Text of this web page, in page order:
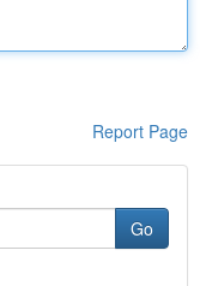
Report Page
Go